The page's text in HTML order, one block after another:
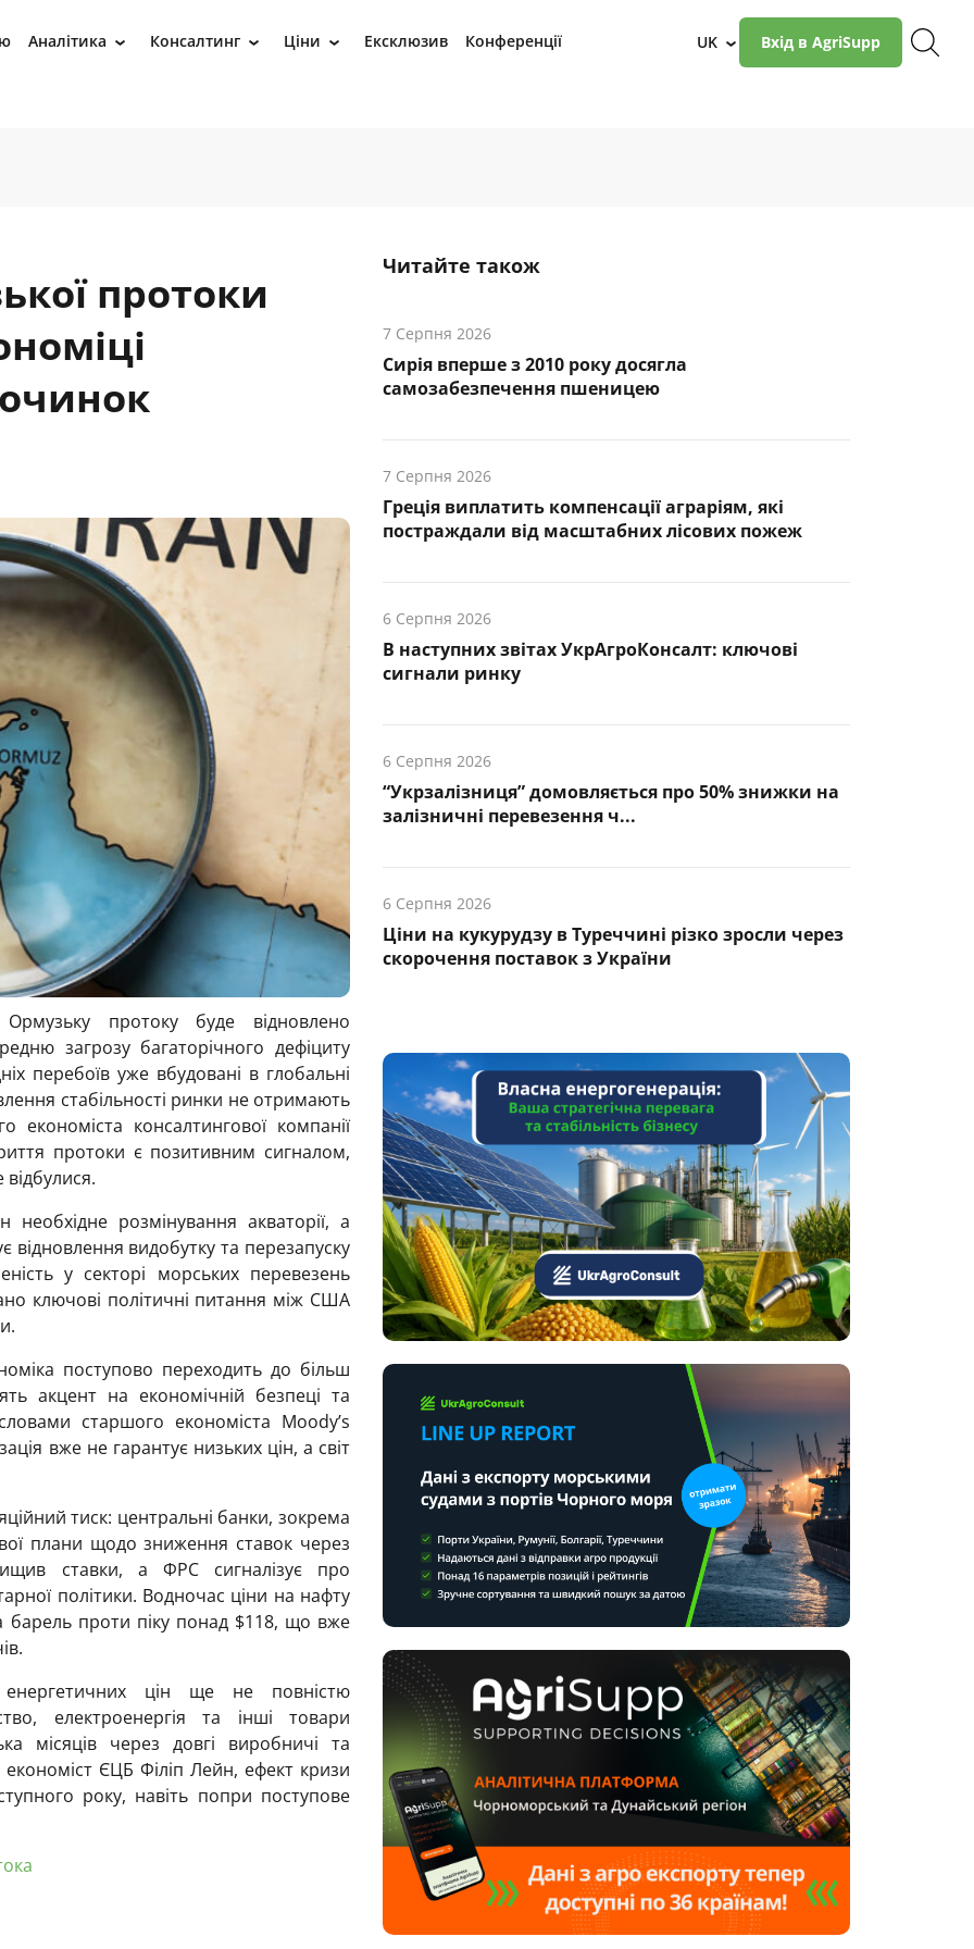
Аналітика › Консалтинг › Ціни › Ексклюзив Конференції UK › Вхід в AgriSupp
протоки
протоку буде відновлено
загрозу багаторічного дефіциту
перебоїв уже вбудовані в глобальні
стабільності ринки не отримають
економіста консалтингової компанії
протоки є позитивним сигналом,
розмінування акваторії, а
видобутку та перезапуску
у секторі морських перевезень
ключові політичні питання між США
поступово переходить до більш
акцент на економічній безпеці та
старшого економіста Moody’s
вже не гарантує низьких цін, а світ
тиск: центральні банки, зокрема
плани щодо зниження ставок через
ставки, а ФРС сигналізує про
політики. Водночас ціни на нафту
барель проти піку понад $118, що вже
цін ще не повністю
електроенергія та інші товари
місяців через довгі виробничі та
економіст ЄЦБ Філіп Лейн, ефект кризи
року, навіть попри поступове
Читайте також
7 Серпня 2026
Сирія вперше з 2010 року досягла
самозабезпечення пшеницею
7 Серпня 2026
Греція виплатить компенсації аграріям, які
постраждали від масштабних лісових пожеж
6 Серпня 2026
В наступних звітах УкрАгроКонсалт: ключові
cигнали ринку
6 Серпня 2026
“Укрзалізниця” домовляється про 50% знижки на
залізничні перевезення ч...
6 Серпня 2026
Ціни на кукурудзу в Туреччині різко зросли через
скорочення поставок з України